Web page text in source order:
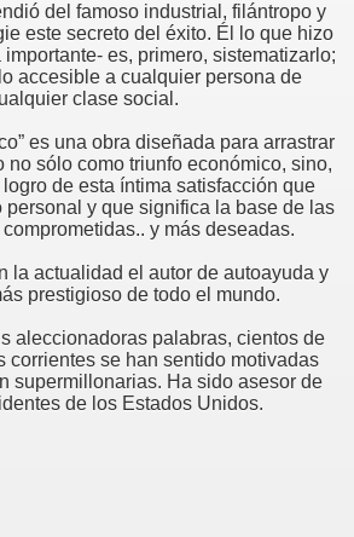
del famoso industrial, filántropo y
este secreto del éxito. Él lo que hizo
es, primero, sistematizarlo;
accesible a cualquier persona de
clase social.
es una obra diseñada para arrastrar
no sólo como triunfo económico, sino,
de esta íntima satisfacción que
personal y que significa la base de las
y más deseadas.
la actualidad el autor de autoayuda y
prestigioso de todo el mundo.
aleccionadoras palabras, cientos de
corrientes se han sentido motivadas
supermillonarias. Ha sido asesor de
de los Estados Unidos.